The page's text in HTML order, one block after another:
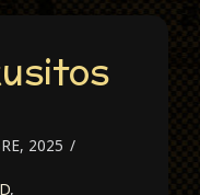
2025
,